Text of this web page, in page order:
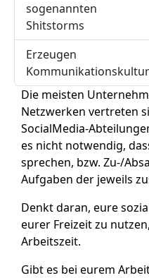
sogenannten
Shitstorms
Erzeugen
Kommunikationskultur
Die meisten
Netzwerken vertreten
SocialMedia-
es nicht notwendig,
sprechen, bzw. Zu-/
Aufgaben der jeweils
Denkt daran, eure
eurer Freizeit zu
Arbeitszeit.
Gibt es bei eurem